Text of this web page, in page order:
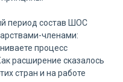
период состав ШОС
членами:
процесс
расширение сказалось
стран и на работе